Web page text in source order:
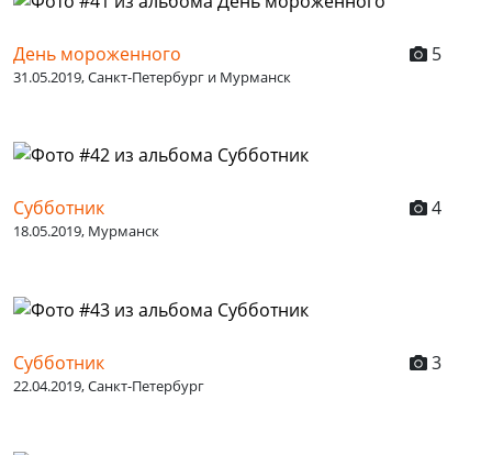
День мороженного 5
31.05.2019, Санкт-Петербург и Мурманск
Субботник 4
18.05.2019, Мурманск
Субботник 3
22.04.2019, Санкт-Петербург